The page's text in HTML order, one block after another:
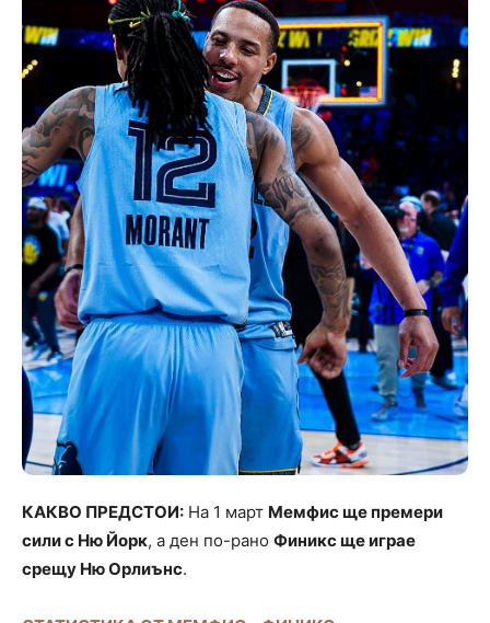
КАКВО ПРЕДСТОИ: На 1 март Мемфис ще премери
сили с Ню Йорк, а ден по-рано Финикс ще играе
срещу Ню Орлиънс.